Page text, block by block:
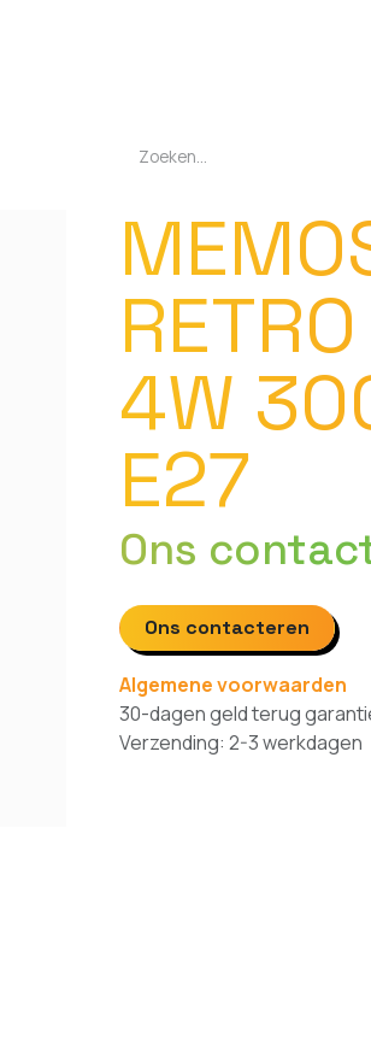
4W
E27
Ons
Ons contacteren
Algemene voorwaarden
30-dagen geld terug
Verzending: 2-3 werkdagen